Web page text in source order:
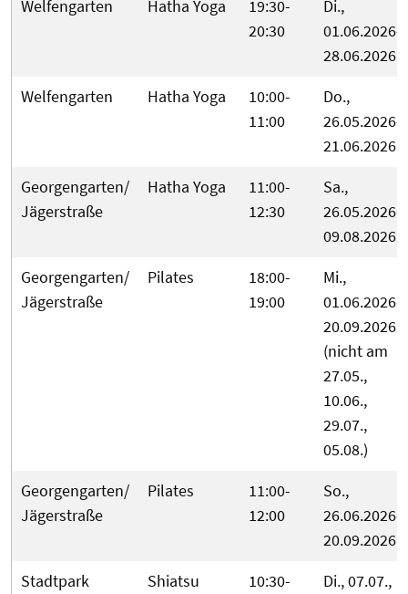
Welfengarten
Hatha Yoga
19:30-
20:30
Di.,
01.06.2026-
28.06.2026
Welfengarten
Hatha Yoga
10:00-
11:00
Do.,
26.05.2026-
21.06.2026
Georgengarten/
Jägerstraße
Hatha Yoga
11:00-
12:30
Sa.,
26.05.2026-
09.08.2026
Georgengarten/
Jägerstraße
Pilates
18:00-
19:00
Mi.,
01.06.2026-
20.09.2026
(nicht am
27.05.,
10.06.,
29.07.,
05.08.)
Georgengarten/
Jägerstraße
Pilates
11:00-
12:00
So.,
26.06.2026-
20.09.2026
Stadtpark
Shiatsu
10:30-
Di., 07.07.,